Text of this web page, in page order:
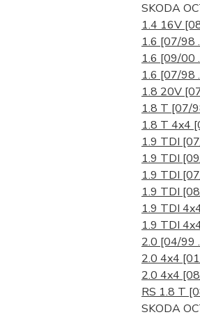
SKODA
1.4 16V
1.6 [07/98
1.6 [09/00
1.6 [07/98
1.8 20V
1.8 T [07/
1.8 T 4x4
1.9 TDI
1.9 TDI
1.9 TDI
1.9 TDI
1.9 TDI
1.9 TDI
2.0 [04/99
2.0 4x4
2.0 4x4
RS 1.8 T
SKODA